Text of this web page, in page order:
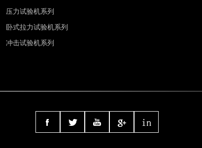
压力试验机系列
卧式拉力试验机系列
冲击试验机系列